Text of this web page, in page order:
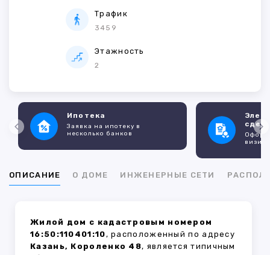
Трафик
3459
Этажность
2
Ипотека
Заявка на ипотеку в
несколько банков
ОПИСАНИЕ О ДОМЕ ИНЖЕНЕРНЫЕ СЕТИ
Жилой дом с кадастровым номером
16:50:110401:10, расположенный по адресу
Казань, Короленко 48, является типичным